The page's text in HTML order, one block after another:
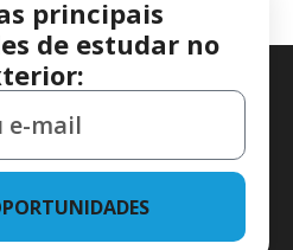
principais
de estudar no